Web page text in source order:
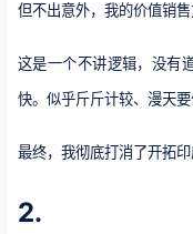
但不出意外，我的价值销售
这是一个不讲逻辑，没有
快。似乎斤斤计较、漫天
最终，我彻底打消了开拓印
2.